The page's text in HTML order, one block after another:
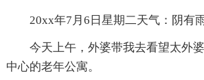
20xx年7月6日星期二天气：阴有
今天上午，外婆带我去看望太外
中心的老年公寓。